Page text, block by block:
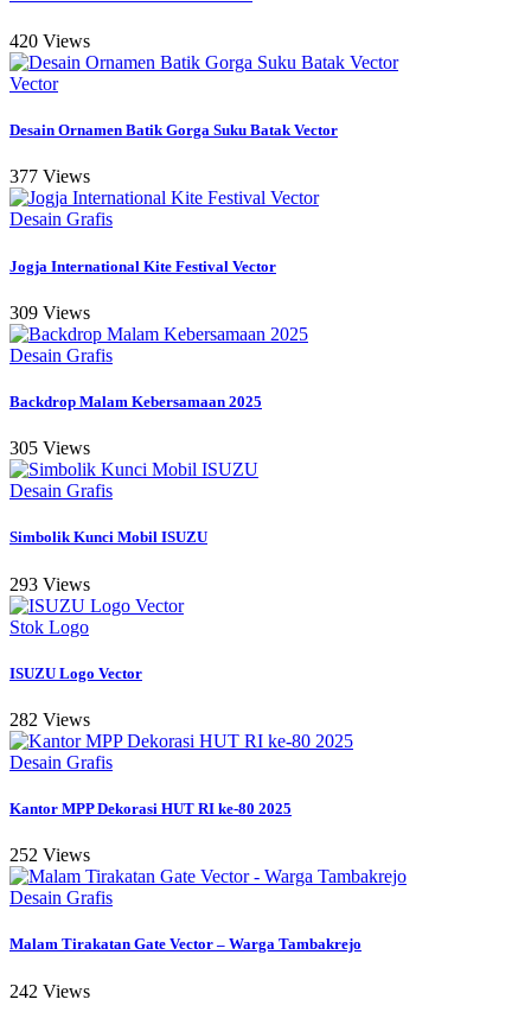
420 Views
Vector
Desain Ornamen Batik Gorga Suku Batak Vector
377 Views
Desain Grafis
Jogja International Kite Festival Vector
309 Views
Desain Grafis
Backdrop Malam Kebersamaan 2025
305 Views
Desain Grafis
Simbolik Kunci Mobil ISUZU
293 Views
Stok Logo
ISUZU Logo Vector
282 Views
Desain Grafis
Kantor MPP Dekorasi HUT RI ke-80 2025
252 Views
Desain Grafis
Malam Tirakatan Gate Vector – Warga Tambakrejo
242 Views